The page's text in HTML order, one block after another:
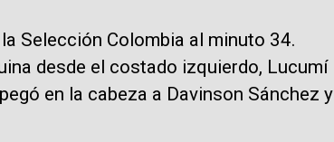
Selección Colombia al minuto 34.
desde el costado izquierdo, Lucumí
en la cabeza a Davinson Sánchez y